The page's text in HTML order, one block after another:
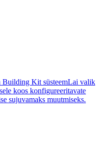
Building Kit süsteemLai valik
koos konfigureeritavate
sujuvamaks muutmiseks.